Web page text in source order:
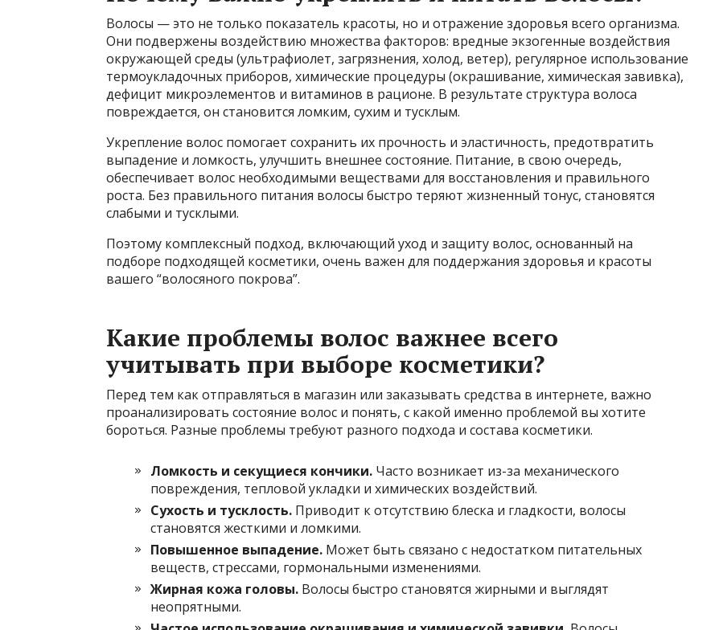
Волосы — это не только показатель красоты, но и отражение здоровья всего организма.
Они подвержены воздействию множества факторов: вредные экзогенные воздействия
окружающей среды (ультрафиолет, загрязнения, холод, ветер), регулярное использование
термоукладочных приборов, химические процедуры (окрашивание, химическая завивка),
дефицит микроэлементов и витаминов в рационе. В результате структура волоса
повреждается, он становится ломким, сухим и тусклым.
Укрепление волос помогает сохранить их прочность и эластичность, предотвратить
выпадение и ломкость, улучшить внешнее состояние. Питание, в свою очередь,
обеспечивает волос необходимыми веществами для восстановления и правильного
роста. Без правильного питания волосы быстро теряют жизненный тонус, становятся
слабыми и тусклыми.
Поэтому комплексный подход, включающий уход и защиту волос, основанный на
подборе подходящей косметики, очень важен для поддержания здоровья и красоты
вашего “волосяного покрова”.
Какие проблемы волос важнее всего
учитывать при выборе косметики?
Перед тем как отправляться в магазин или заказывать средства в интернете, важно
проанализировать состояние волос и понять, с какой именно проблемой вы хотите
бороться. Разные проблемы требуют разного подхода и состава косметики.
Ломкость и секущиеся кончики. Часто возникает из-за механического
повреждения, тепловой укладки и химических воздействий.
Сухость и тусклость. Приводит к отсутствию блеска и гладкости, волосы
становятся жесткими и ломкими.
Повышенное выпадение. Может быть связано с недостатком питательных
веществ, стрессами, гормональными изменениями.
Жирная кожа головы. Волосы быстро становятся жирными и выглядят
неопрятными.